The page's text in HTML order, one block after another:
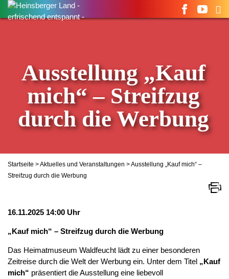
Suchen
nach:
Ausstellung „Kauf
mich“ – Streifzug
durch die Werbung
Startseite >Aktuelles und Veranstaltungen > Ausstellung „Kauf mich“ –
Streifzug durch die Werbung
16.11.2025 14:00 Uhr
„Kauf mich“ – Streifzug durch die Werbung
Das Heimatmuseum Waldfeucht lädt zu einer besonderen
Zeitreise durch die Welt der Werbung ein. Unter dem Titel „Kauf
mich“ präsentiert die Ausstellung eine liebevoll